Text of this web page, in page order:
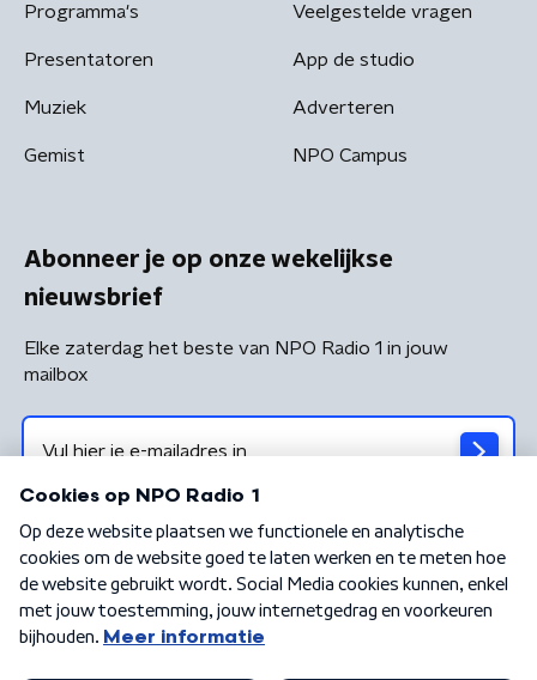
Programma's
Presentatoren
Muziek
Gemist
Veelgestelde vragen
App de studio
Adverteren
NPO Campus
Abonneer je op onze wekelijkse
nieuwsbrief
Elke zaterdag het beste van NPO Radio 1 in jouw
mailbox
Algemene voorwaarden